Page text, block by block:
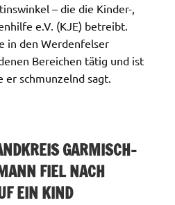
– die die Kinder-,
e.V. (KJE) betreibt.
in den Werdenfelser
Bereichen tätig und ist
er schmunzelnd sagt.
GARMISCH-
FIEL NACH
EIN KIND